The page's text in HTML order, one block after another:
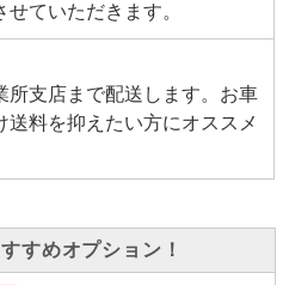
ていただきます。
所支店まで配送します。お車
送料を抑えたい方にオススメ
すめオプション！